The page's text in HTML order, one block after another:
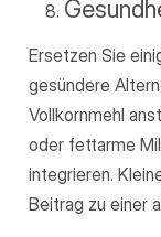
Ersetzen Sie
gesündere
Vollkornmehl
oder fettarme
integrieren.
Beitrag zu einer